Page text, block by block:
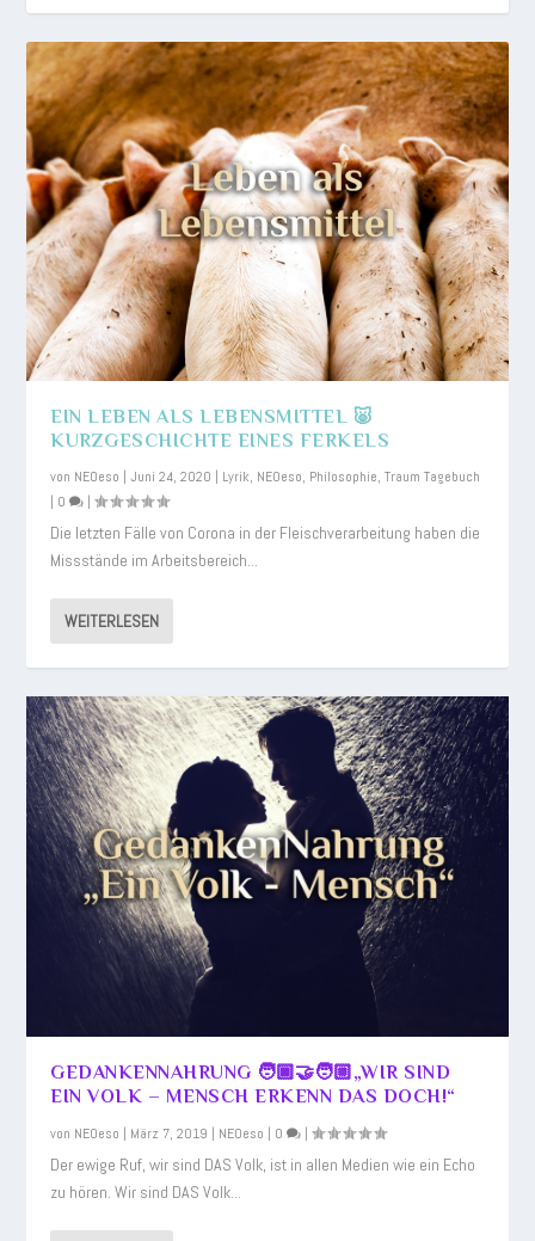
EIN LEBEN ALS LEBENSMITTEL 🐷
KURZGESCHICHTE EINES FERKELS
von NEOeso |Juni 24, 2020 | Lyrik, NEOeso, Philosophie,Traum Tagebuch
| 0 |
Die letzten Fälle von Corona in der Fleischverarbeitung haben die
Missstände im Arbeitsbereich...
WEITERLESEN
GEDANKENNAHRUNG 🧑🏿‍🤝‍🧑🏼„WIR SIND
EIN VOLK – MENSCH ERKENN DAS DOCH!“
von NEOeso | März 7, 2019 | NEOeso | 0 |
Der ewige Ruf, wir sind DAS Volk, ist in allen Medien wie ein Echo
zu hören. Wir sind DAS Volk...